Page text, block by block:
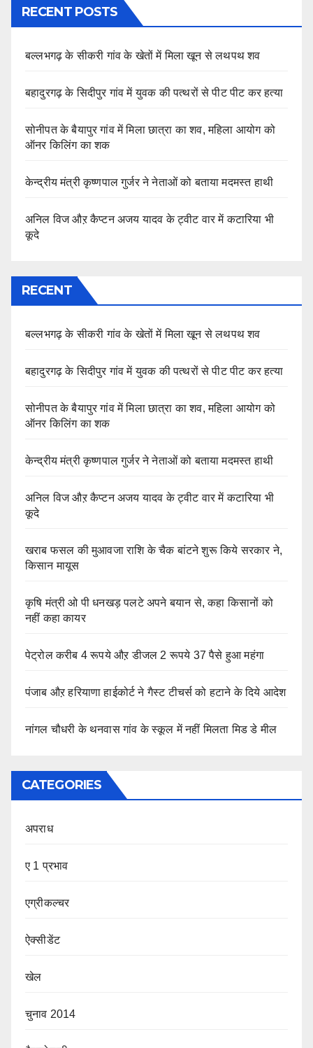
RECENT POSTS
बल्लभगढ़ के सीकरी गांव के खेतों में मिला खून से लथपथ शव
बहादुरगढ़ के सिदीपुर गांव में युवक की पत्थरों से पीट पीट कर हत्या
सोनीपत के बैयापुर गांव में मिला छात्रा का शव, महिला आयोग को
ऑनर किलिंग का शक
केन्द्रीय मंत्री कृष्णपाल गुर्जर ने नेताओं को बताया मदमस्त हाथी
अनिल विज औऱ कैप्टन अजय यादव के ट्वीट वार में कटारिया भी
कूदे
RECENT
बल्लभगढ़ के सीकरी गांव के खेतों में मिला खून से लथपथ शव
बहादुरगढ़ के सिदीपुर गांव में युवक की पत्थरों से पीट पीट कर हत्या
सोनीपत के बैयापुर गांव में मिला छात्रा का शव, महिला आयोग को
ऑनर किलिंग का शक
केन्द्रीय मंत्री कृष्णपाल गुर्जर ने नेताओं को बताया मदमस्त हाथी
अनिल विज औऱ कैप्टन अजय यादव के ट्वीट वार में कटारिया भी
कूदे
खराब फसल की मुआवजा राशि के चैक बांटने शुरू किये सरकार ने,
किसान मायूस
कृषि मंत्री ओ पी धनखड़ पलटे अपने बयान से, कहा किसानों को
नहीं कहा कायर
पेट्रोल करीब 4 रूपये औऱ डीजल 2 रूपये 37 पैसे हुआ महंगा
पंजाब औऱ हरियाणा हाईकोर्ट ने गैस्ट टीचर्स को हटाने के दिये आदेश
नांगल चौधरी के थनवास गांव के स्कूल में नहीं मिलता मिड डे मील
CATEGORIES
अपराध
ए 1 प्रभाव
एग्रीकल्चर
ऐक्सीडेंट
खेल
चुनाव 2014